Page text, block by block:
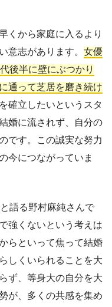
くから家庭に入るより
意志があります。 女優
後半に壁にぶつかり
通って芝居を磨き続け
確立したいというスタ
婚に流されず、自分の
です。この誠実な努力
今につながっていま
語る野村麻純さんで
強くないという考えは
らといって焦って結婚
しくいられることを大
ず、等身大の自分を大
が、多くの共感を集め